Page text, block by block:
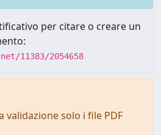
per citare o creare un
11383/2054658
validazione solo i file PDF